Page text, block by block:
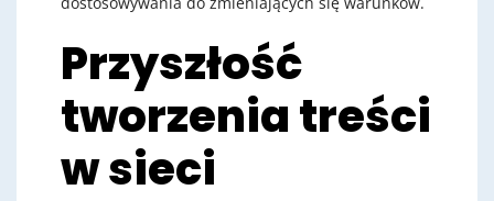
Przyszłość
tworzenia treści
w sieci